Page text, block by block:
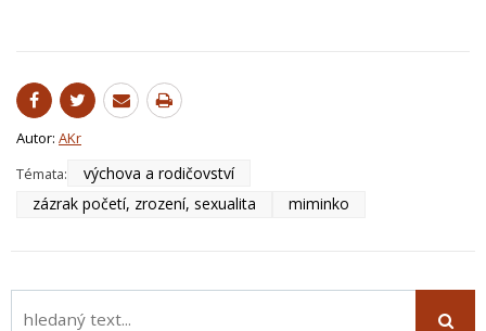
Autor: AKr
Témata:
výchova a rodičovství
zázrak početí, zrození, sexualita
miminko